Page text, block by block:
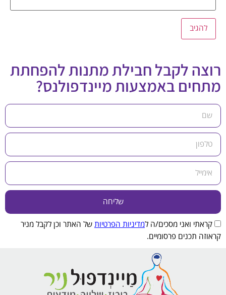
רוצה לקבל חבילת מתנות להפחתת
מתחים באמצעות מיינדפולנס?
קראתי ואני מסכים/ה למדיניות הפרטיות של האתר וכן לקבל מניר
קראוזה תכנים פרסומיים.
שליחה